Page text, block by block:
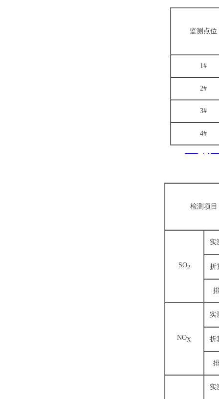
监测点位
1#
2#
3#
4#
检测项目
SO2
实
折
NOX
实
折
实
电话：021-
传真：021-
网址：